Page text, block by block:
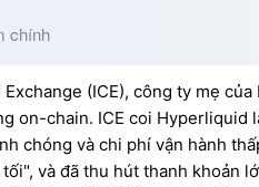
chính
(ICE), công ty mẹ
on-chain. ICE coi Hyperliquid
chóng và chi phí vận hành
và đã thu hút thanh khoản